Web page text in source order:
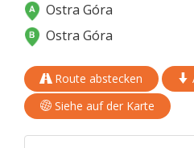
Ostra Góra
Ostra Góra
Route abstecken
Siehe auf der Karte